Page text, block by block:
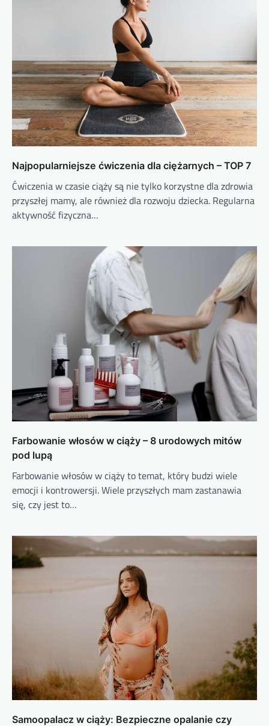
Najpopularniejsze ćwiczenia dla ciężarnych – TOP 7
Ćwiczenia w czasie ciąży są nie tylko korzystne dla zdrowia
przyszłej mamy, ale również dla rozwoju dziecka. Regularna
aktywność fizyczna…
Farbowanie włosów w ciąży – 8 urodowych mitów
pod lupą
Farbowanie włosów w ciąży to temat, który budzi wiele
emocji i kontrowersji. Wiele przyszłych mam zastanawia
się, czy jest to…
Samoopalacz w ciąży: Bezpieczne opalanie czy